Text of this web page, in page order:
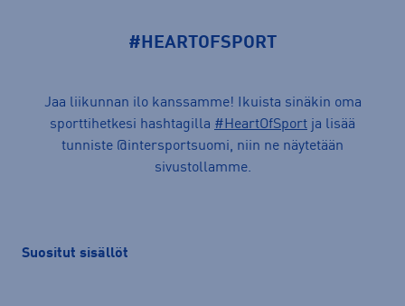
#HEARTOFSPORT
Jaa liikunnan ilo kanssamme! Ikuista sinäkin oma
sporttihetkesi hashtagilla #HeartOfSport ja lisää
tunniste @intersportsuomi, niin ne näytetään
sivustollamme.
Suositut sisällöt